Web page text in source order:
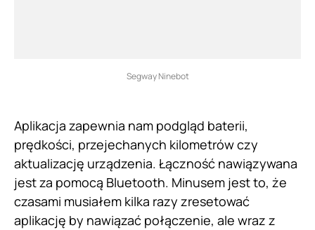
Segway Ninebot
Aplikacja zapewnia nam podgląd baterii,
prędkości, przejechanych kilometrów czy
aktualizację urządzenia. Łączność nawiązywana
jest za pomocą Bluetooth. Minusem jest to, że
czasami musiałem kilka razy zresetować
aplikację by nawiązać połączenie, ale wraz z